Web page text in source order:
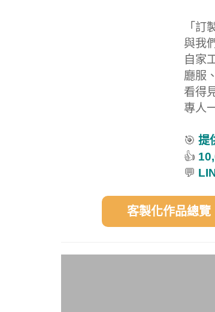
「訂
與我
自家
廳服
看得
專人
🎯 提
👍
💬
客製化作品總覽